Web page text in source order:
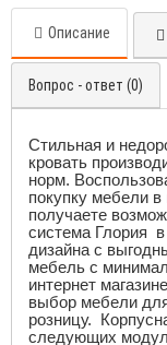
Описание
Вопрос - ответ (0)
Стильная и
кровать
норм.
покупку мебели
получаете
система Глория в
дизайна с
мебель с
интернет
выбор мебели
розницу.
следующих